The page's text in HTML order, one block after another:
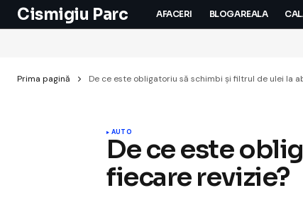
Cismigiu Parc AFACERI BLOGAREALA
Prima pagină De ce este obligatoriu să schimbi și filtrul de ulei la
AUTO
De ce este
fiecare revizie?